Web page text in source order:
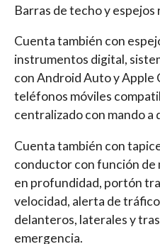
Barras de techo y
Cuenta también con
instrumentos digital,
con Android Auto y Apple
teléfonos móviles
centralizado con mando a
Cuenta también con
conductor con función de
en profundidad, portón
velocidad, alerta de
delanteros, laterales y
emergencia.